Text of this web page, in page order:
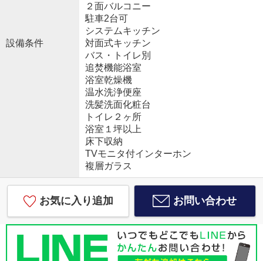
設備条件
２面バルコニー
駐車2台可
システムキッチン
対面式キッチン
バス・トイレ別
追焚機能浴室
浴室乾燥機
温水洗浄便座
洗髪洗面化粧台
トイレ２ヶ所
浴室１坪以上
床下収納
TVモニタ付インターホン
複層ガラス
お気に入り追加 お問い合わせ